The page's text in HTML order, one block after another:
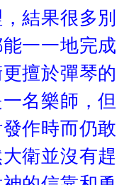
結果很多別
一一地完成
擅於彈琴的
名樂師，但
作時而仍敢
衛並沒有趕